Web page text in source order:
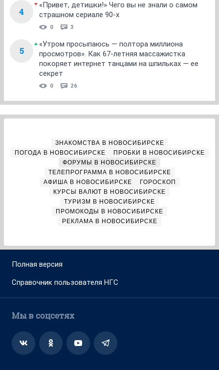
4
«Привет, детишки!» Чего вы не знали о самом
страшном сериале 90-х
0 3
5
«Утром просыпаюсь — полтора миллиона
просмотров». Как 67-летняя массажистка
покоряет интернет танцами на шпильках — ее
секрет
0 26
ЗНАКОМСТВА В НОВОСИБИРСКЕ
ПОГОДА В НОВОСИБИРСКЕ
ПРОБКИ В НОВОСИБИРСКЕ
ФОРУМЫ В НОВОСИБИРСКЕ
ТЕЛЕПРОГРАММА В НОВОСИБИРСКЕ
АФИША В НОВОСИБИРСКЕ
ГОРОСКОП
КУРСЫ ВАЛЮТ В НОВОСИБИРСКЕ
ТУРИЗМ В НОВОСИБИРСКЕ
ПРОМОКОДЫ В НОВОСИБИРСКЕ
РЕКЛАМА В НОВОСИБИРСКЕ
Полная версия
Справочник пользователя НГС
Мы в соцсетях